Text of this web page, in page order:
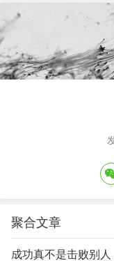
聚合文章
成功真不是击败别